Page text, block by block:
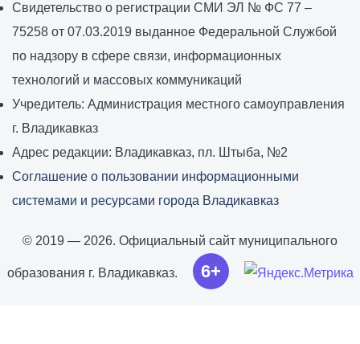
Свидетельство о регистрации СМИ ЭЛ № ФС 77 –
75258 от 07.03.2019 выданное Федеральной Службой
по надзору в сфере связи, информационных
технологий и массовых коммуникаций
Учредитель: Администрация местного самоуправления
г. Владикавказ
Адрес редакции: Владикавказ, пл. Штыба, №2
Соглашение о пользовании информационными
системами и ресурсами города Владикавказ
© 2019 — 2026. Официальный сайт муниципального
образования г. Владикавказ. 6+